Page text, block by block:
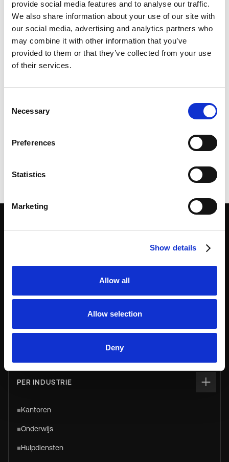
provide social media features and to analyse our traffic.
We also share information about your use of our site with
our social media, advertising and analytics partners who
may combine it with other information that you’ve
provided to them or that they’ve collected from your use
of their services.
Selection
Necessary
Preferences
Statistics
Marketing
Show details
Allow all
Allow selection
Deny
instellingen van uw browser. Instructies zijn beschikbaar
voor browsers zoals Chrome, Edge en Firefox. Het
uitschakelen van noodzakelijke cookies kan de werking
van de website beïnvloeden en het gebruik van bepaalde
functies beperken, waaronder webshopfunctionaliteit als
zorgen dat onze website niet correct functioneert en dat
u mogelijk niet alle inhoud kunt bekijken. In dat geval is
het ook niet mogelijk om online aankopen te doen in onze
webshop.
De #1 slimme locker voor ALLES
+31 (0) 85-488 47 68
CONTACT OPNEMEN MET DE
+31 (0) 85-4891335
PER INDUSTRIE
Kantoren
Onderwijs
Hulpdiensten